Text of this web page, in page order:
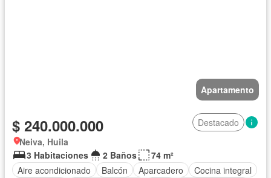
Apartamento
$ 240.000.000
Destacado
Neiva, Huila
3 Habitaciones
2 Baños
74 m²
Aire acondicionado
Balcón Aparcadero
Cocina integral